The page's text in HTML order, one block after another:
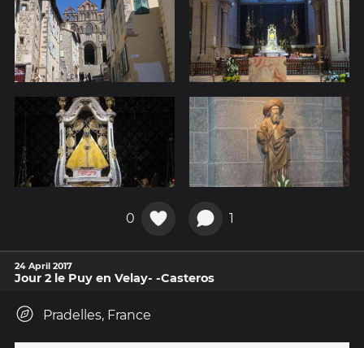
0 1
24 April 2017
Jour 2 le Puy en Velay- -Casteros
Pradelles, France